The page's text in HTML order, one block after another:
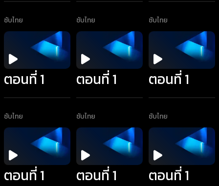
ซับไทย ซับไทย ซับไทย
ตอนที่ 1
ซับไทย
ตอนที่ 1
ซับไทย
ตอนที่ 1
ซับไทย
ตอนที่ 1 ตอนที่ 1 ตอนที่ 1